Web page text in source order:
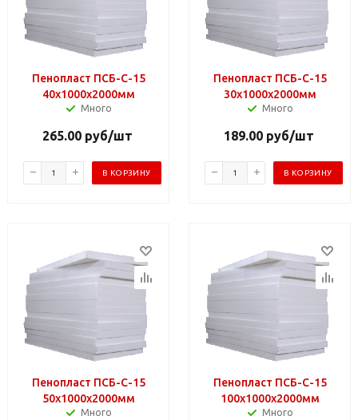
Пенопласт ПСБ-С-15
40х1000х2000мм
Много
265.00руб/шт
В КОРЗИНУ
Пенопласт ПСБ-С-15
30х1000х2000мм
Много
189.00руб/шт
В КОРЗИНУ
Пенопласт ПСБ-С-15
50х1000х2000мм
Много
Пенопласт ПСБ-С-15
100х1000х2000мм
Много